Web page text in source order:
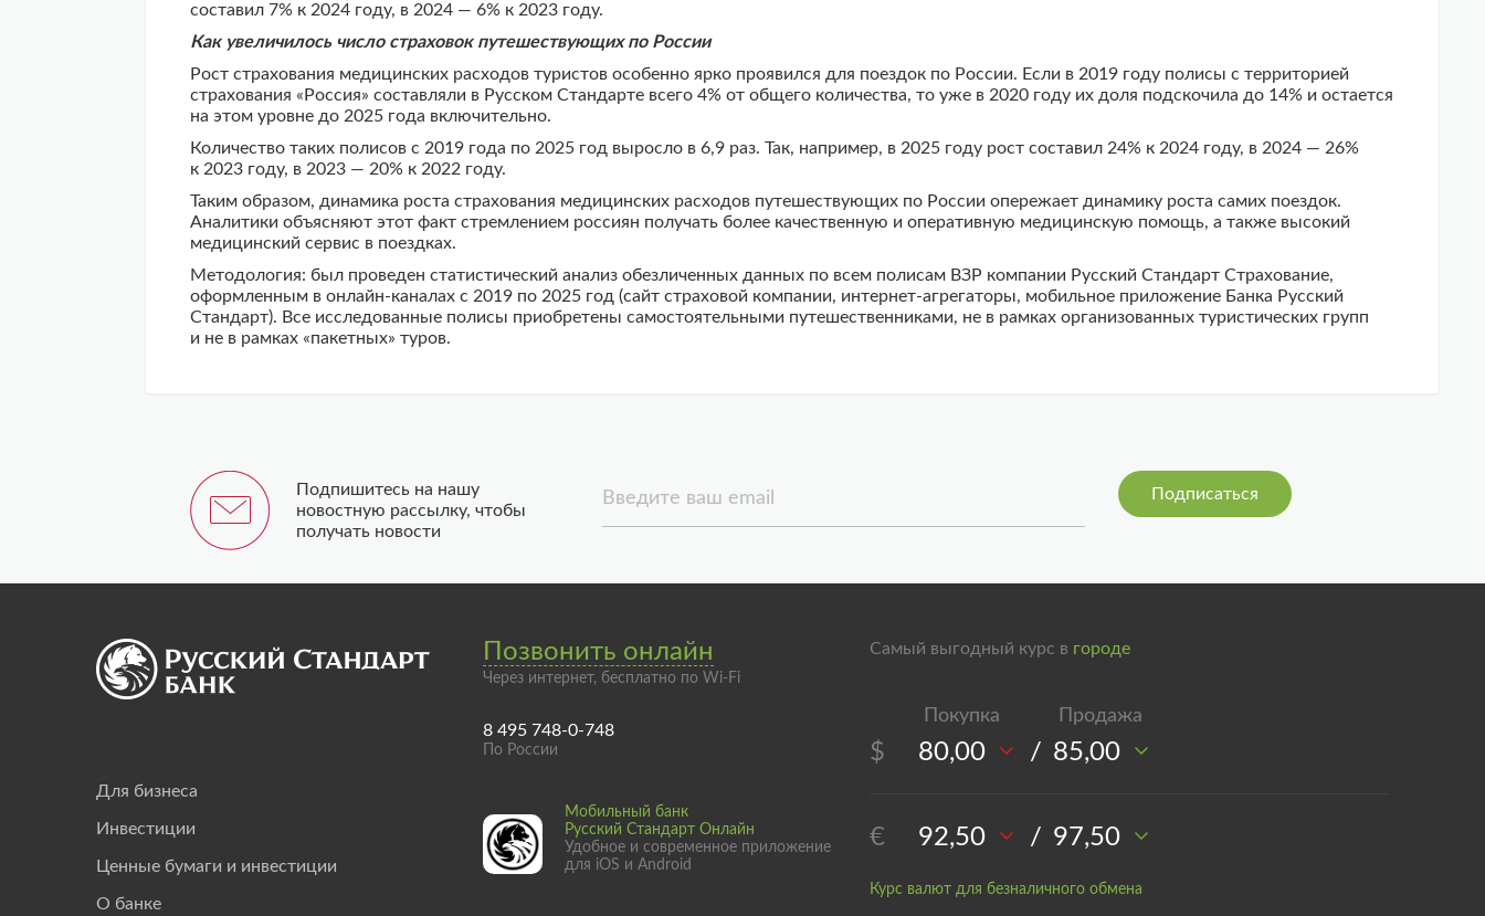
составил 7% к 2024 году, в 2024 — 6% к 2023 году.
Как увеличилось число страховок путешествующих по России
Рост страхования медицинских расходов туристов особенно ярко проявился для поездок по России. Если в 2019 году полисы с территорией
страхования «Россия» составляли в Русском Стандарте всего 4% от общего количества, то уже в 2020 году их доля подскочила до 14% и остается
на этом уровне до 2025 года включительно.
Количество таких полисов с 2019 года по 2025 год выросло в 6,9 раз. Так, например, в 2025 году рост составил 24% к 2024 году, в 2024 — 26%
к 2023 году, в 2023 — 20% к 2022 году.
Таким образом, динамика роста страхования медицинских расходов путешествующих по России опережает динамику роста самих поездок.
Аналитики объясняют этот факт стремлением россиян получать более качественную и оперативную медицинскую помощь, а также высокий
медицинский сервис в поездках.
Методология: был проведен статистический анализ обезличенных данных по всем полисам ВЗР компании Русский Стандарт Страхование,
оформленным в онлайн-каналах с 2019 по 2025 год (сайт страховой компании, интернет-агрегаторы, мобильное приложение Банка Русский
Стандарт). Все исследованные полисы приобретены самостоятельными путешественниками, не в рамках организованных туристических групп
и не в рамках «пакетных» туров.
Подпишитесь на нашу
новостную рассылку, чтобы
получать новости
Введите ваш email
Позвонить онлайн
Через интернет, бесплатно по Wi-Fi
8 495 748-0-748
По России
Для бизнеса
Инвестиции
Ценные бумаги и инвестиции
О банке
Мобильный банк
Русский Стандарт Онлайн
Удобное и современное приложение
для iOS и Android
Самый выгодный курс в городе
$ 80,00 / 85,00
€ 92,50 / 97,50
Курс валют для безналичного обмена